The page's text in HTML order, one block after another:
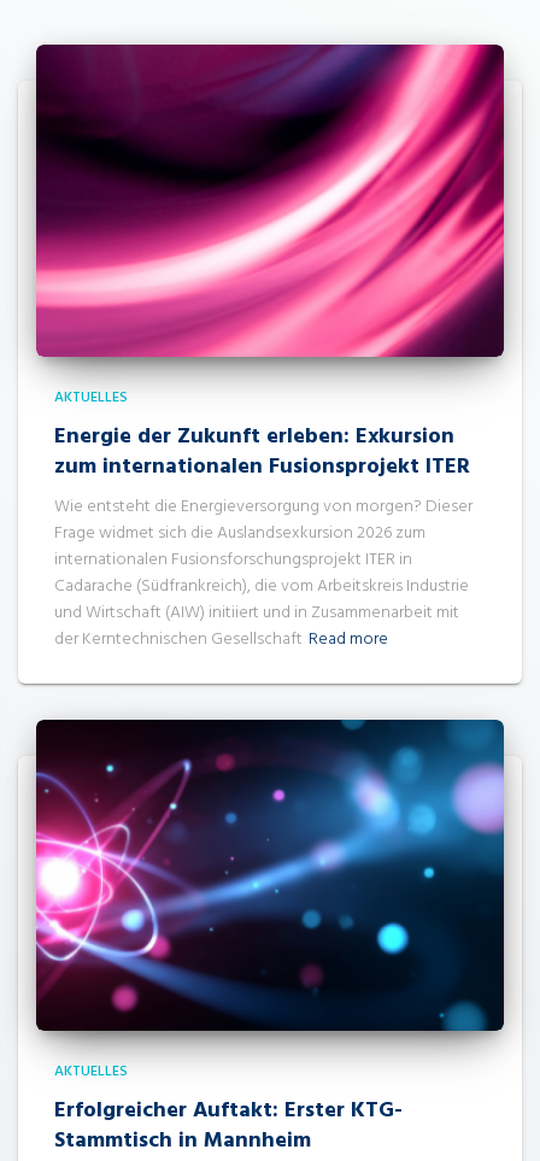
AKTUELLES
Energie der Zukunft erleben: Exkursion
zum internationalen Fusionsprojekt ITER
Wie entsteht die Energieversorgung von morgen? Dieser
Frage widmet sich die Auslandsexkursion 2026 zum
internationalen Fusionsforschungsprojekt ITER in
Cadarache (Südfrankreich), die vom Arbeitskreis Industrie
und Wirtschaft (AIW) initiiert und in Zusammenarbeit mit
der Kerntechnischen Gesellschaft Read more
AKTUELLES
Erfolgreicher Auftakt: Erster KTG-
Stammtisch in Mannheim